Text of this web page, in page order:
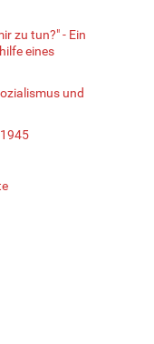
zu tun?" - Ein
eines
und